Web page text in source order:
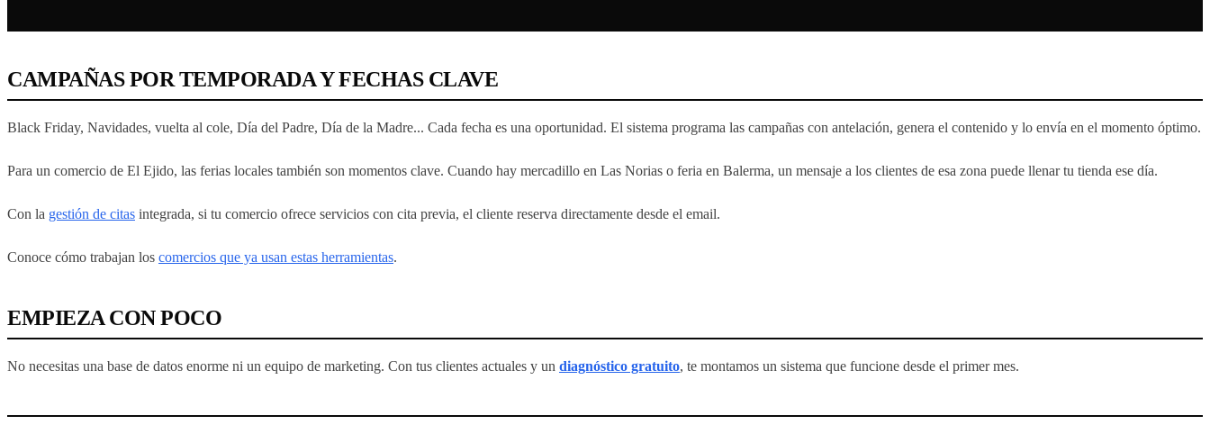
CAMPAÑAS POR TEMPORADA Y FECHAS CLAVE
Black Friday, Navidades, vuelta al cole, Día del Padre, Día de la Madre... Cada fecha es una oportunidad. El sistema programa las campañas con antelación, genera el contenido y lo envía en el momento óptimo.
Para un comercio de El Ejido, las ferias locales también son momentos clave. Cuando hay mercadillo en Las Norias o feria en Balerma, un mensaje a los clientes de esa zona puede llenar tu tienda ese día.
Con la gestión de citas integrada, si tu comercio ofrece servicios con cita previa, el cliente reserva directamente desde el email.
Conoce cómo trabajan los comercios que ya usan estas herramientas.
EMPIEZA CON POCO
No necesitas una base de datos enorme ni un equipo de marketing. Con tus clientes actuales y un diagnóstico gratuito, te montamos un sistema que funcione desde el primer mes.